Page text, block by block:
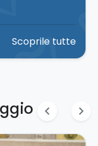
Scoprile tutte
chevron_left chevron_right